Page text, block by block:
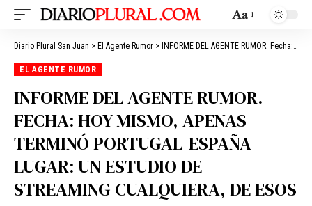
Aa
Diario Plural San Juan > El Agente Rumor > INFORME DEL AGENTE RUMOR. Fecha: hoy mismo, apenas terminó PORTUGAL-ESPAÑA LUGAR: un estudio de streaming cualquiera, de esos con un logo pelado de fondo HECHO CON UN CAJON DE FRUTAS. Objetivo de la misión: infiltrarSe CON UNA CAMISETA DE CHILE PARA no levantar sospechas
EL AGENTE RUMOR
INFORME DEL AGENTE RUMOR.
FECHA: HOY MISMO, APENAS
TERMINÓ PORTUGAL-ESPAÑA
LUGAR: UN ESTUDIO DE
STREAMING CUALQUIERA, DE ESOS